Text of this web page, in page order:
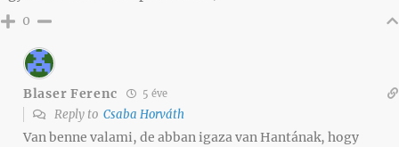
0
Blaser Ferenc 5 éve
Reply to Csaba Horváth
Van benne valami, de abban igaza van Hantának, hogy